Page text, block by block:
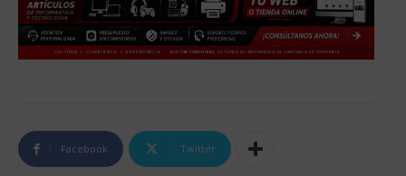
Facebook Twitter